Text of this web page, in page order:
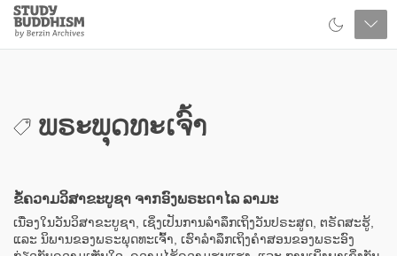
Close
Study
Buddhism
Home
ພຣະພຸດທະເຈົ້າ
ຂໍ້ຄວາມວິສາຂະບູຊາ ຈາກອົງພຣະດາໄລ ລາມະ
ເນື່ອງໃນວັນວິສາຂະບູຊາ, ເຊິ່ງເປັນການລຳລຶກເຖິງວັນປຣະສູດ, ຕຣັດສະຮູ້,
ແລະ ນິພານຂອງພຣະພຸດທະເຈົ້າ, ເຮົາລຳລຶກເຖິງຄຳສອນຂອງພຣະອົງ